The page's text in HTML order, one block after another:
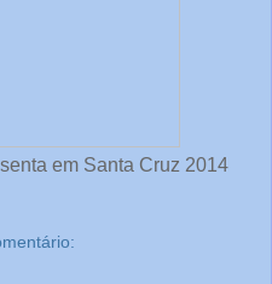
em Santa Cruz 2014